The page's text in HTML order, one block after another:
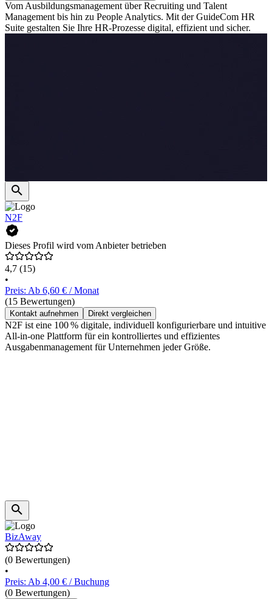
Vom Ausbildungsmanagement über Recruiting und Talent
Management bis hin zu People Analytics. Mit der GuideCom HR
Suite gestalten Sie Ihre HR-Prozesse digital, effizient und sicher.
N2F
Dieses Profil wird vom Anbieter betrieben
4,7 (15)
•
Preis: Ab 6,60 € / Monat
(15 Bewertungen)
Kontakt aufnehmen Direkt vergleichen
N2F ist eine 100 % digitale, individuell konfigurierbare und intuitive
All-in-one Plattform für ein kontrolliertes und effizientes
Ausgabenmanagement für Unternehmen jeder Größe.
BizAway
(0 Bewertungen)
•
Preis: Ab 4,00 € / Buchung
(0 Bewertungen)